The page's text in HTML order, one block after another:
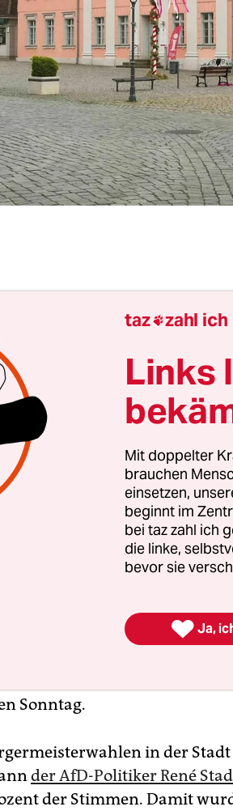
erstmals in
Uhr
Lilly Schröder
Pracht. Gegenüber dem
auf einem Pfahl ein
Sonntag.
in der
der AfD-Politiker René
der Stimmen. Damit
taz zahl ich
Links
Mit doppelter
brauchen
einsetzen,
beginnt im
bei taz zahl ich
die linke,
bevor sie
 Ja,